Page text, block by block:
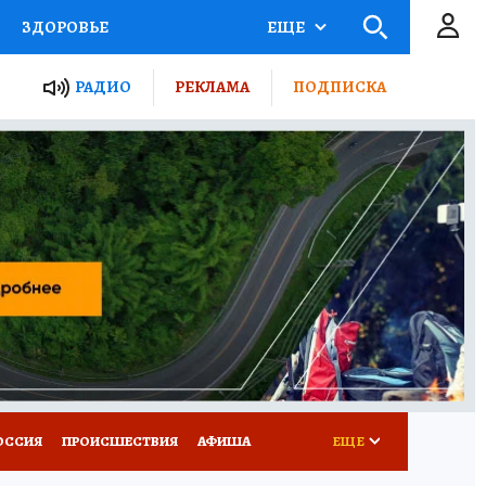
ЗДОРОВЬЕ
РОССИИ
ПУТЕВОДИТЕЛЬ
ТУРИЗМ
ПОТРЕБИТЕЛЯ ВСЕ О КП
ЕЩЕ
РАДИО РЕКЛАМА ПОДПИСКА
ПРОИСШЕСТВИЯ АФИША ЕЩЕ